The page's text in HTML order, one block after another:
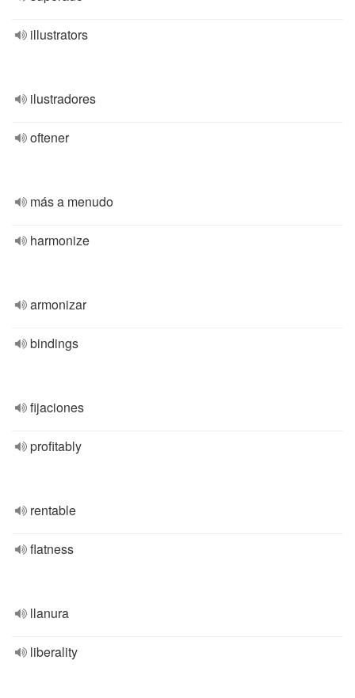
illustrators
ilustradores
oftener
más a menudo
harmonize
armonizar
bindings
fijaciones
profitably
rentable
flatness
llanura
liberality